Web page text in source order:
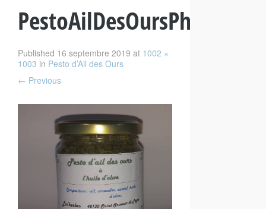
PestoAilDesOursPhoto
Published 16 septembre 2019 at 1002 ×
1003 in Pesto d’Ail des Ours
← Previous